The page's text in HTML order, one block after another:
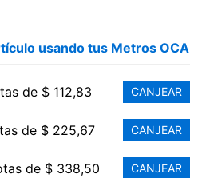
usando tus Metros OCA
de $ 112,83 CANJEAR
de $ 225,67 CANJEAR
de $ 338,50 CANJEAR